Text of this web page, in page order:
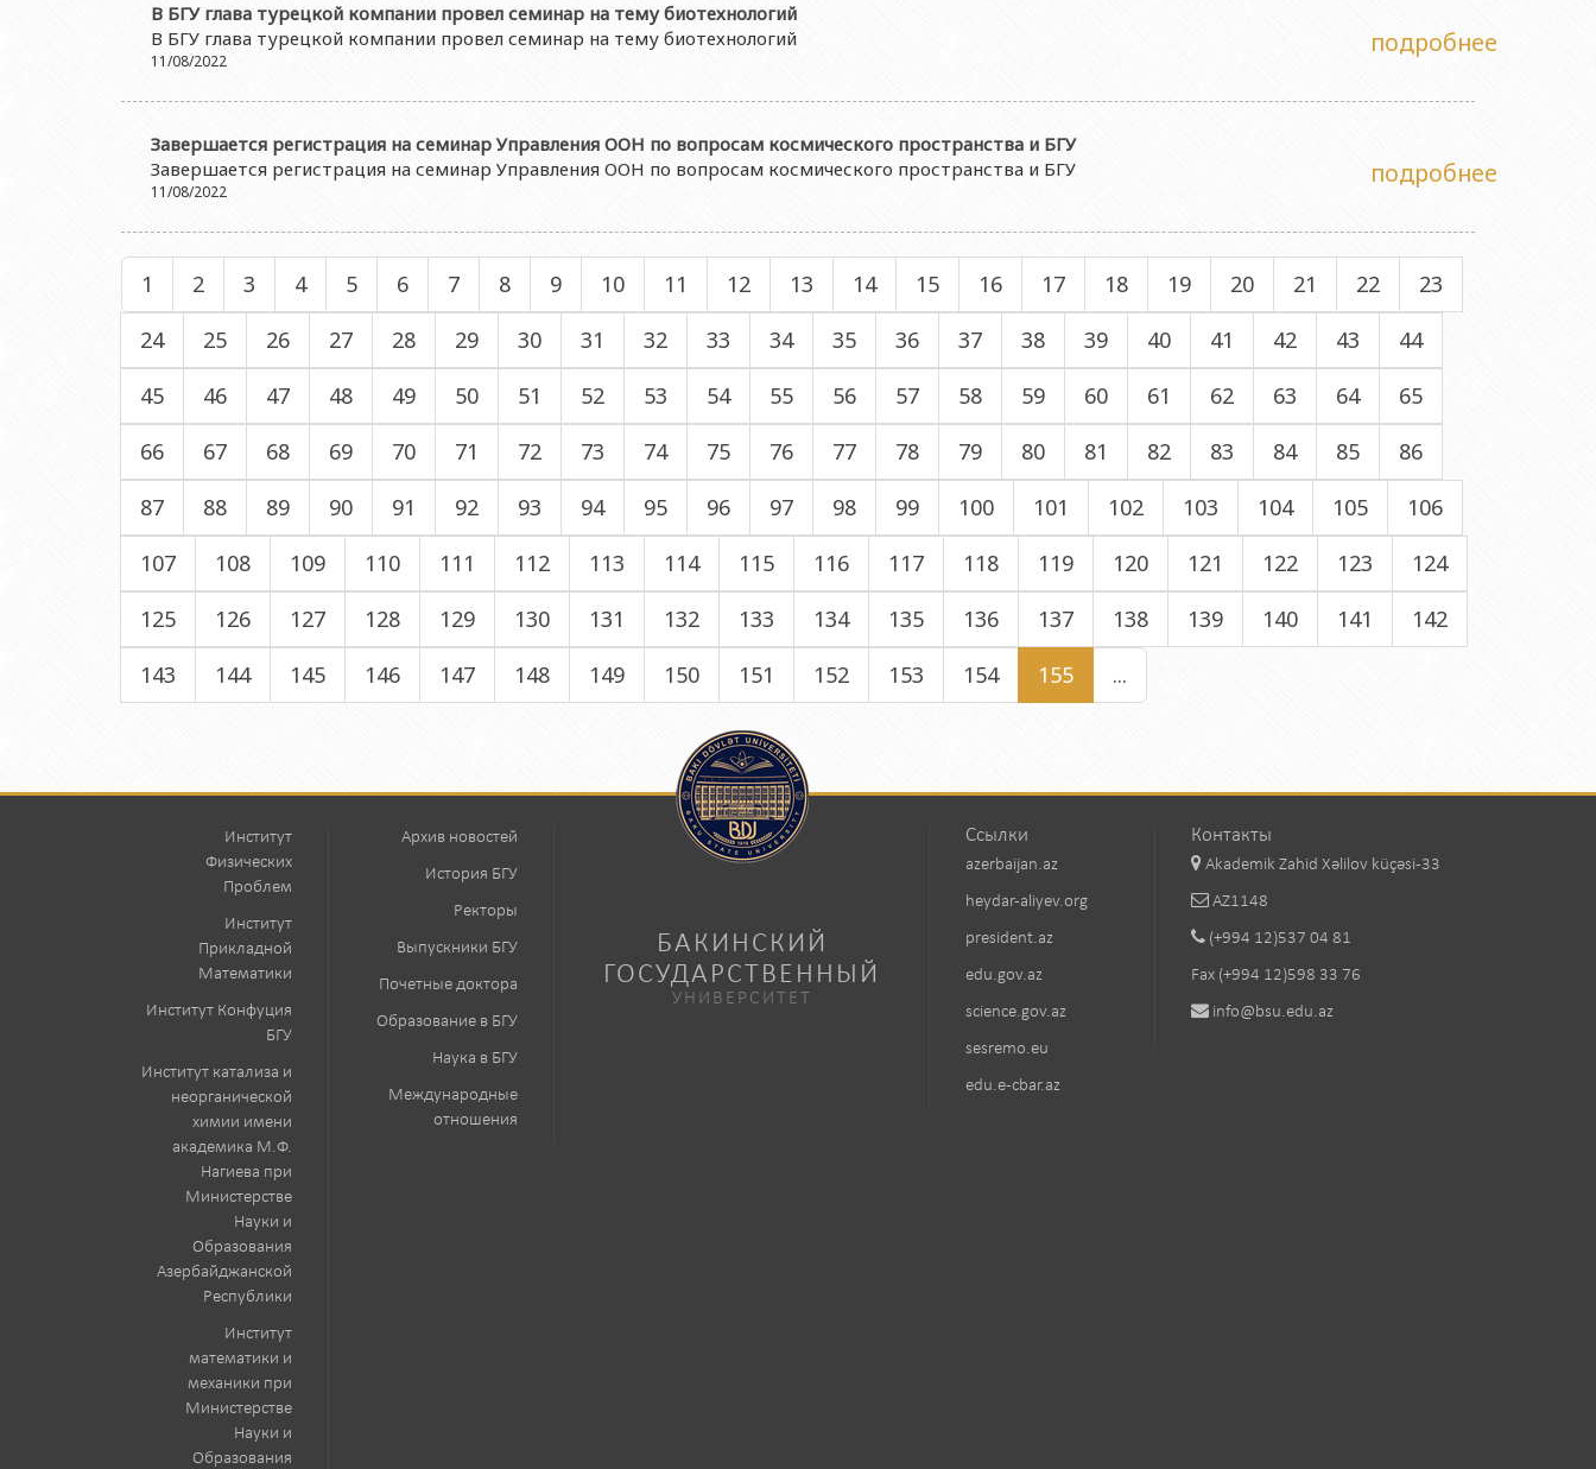
В БГУ глава турецкой компании провел семинар на тему биотехнологий
В БГУ глава турецкой компании провел семинар на тему биотехнологий
11/08/2022
подробнее
Завершается регистрация на семинар Управления ООН по вопросам космического пространства и БГУ
Завершается регистрация на семинар Управления ООН по вопросам космического пространства и БГУ
11/08/2022
подробнее
1 2 3 4 5 6 7 8 9 10 11 12 13 14 15 16 17 18 19 20 21 22
23
24
25 26 27 28 29 30 31 32 33 34 35 36 37 38 39 40 41 42 43
44
45
46 47 48 49 50 51 52 53 54 55 56 57 58 59 60 61 62 63 64
65
66
67 68 69 70 71 72 73 74 75 76 77 78 79 80 81 82 83 84 85
86
87
88 89 90 91 92 93 94 95 96 97 98 99 100 101 102 103 104 105
106
107
108 109 110 111 112 113 114 115 116 117 118 119 120 121 122 123
124
125
126 127 128 129 130 131 132 133 134 135 136 137 138 139 140 141
142
143
144 145 146 147 148 149 150 151 152 153 154 155 ...
Институт
Физических
Проблем
Институт
Прикладной
Математики
Институт Конфуция
БГУ
Институт катализа и
неорганической
химии имени
академика М.Ф.
Нагиева при
Министерстве
Науки и
Образования
Азербайджанской
Республики
Институт
математики и
механики при
Министерстве
Науки и
Образования
Архив новостей
История БГУ
Ректоры
Выпускники БГУ
Почетные доктора
Образование в БГУ
Наука в БГУ
Международные
отношения
БАКИНСКИЙ
ГОСУДАРСТВЕННЫЙ
УНИВЕРСИТЕТ
Ссылки
azerbaijan.az
heydar-aliyev.org
president.az
edu.gov.az
science.gov.az
sesremo.eu
edu.e-cbar.az
Контакты
Akademik Zahid Xəlilov küçəsi-33
AZ1148
(+994 12)537 04 81
Fax (+994 12)598 33 76
info@bsu.edu.az